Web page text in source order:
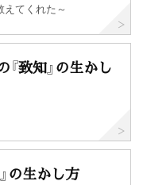
てくれた～
致知』の生かし
の生かし方